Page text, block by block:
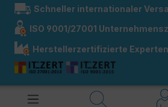
springen
Schneller internationaler
ISO 9001/27001
Herstellerzertifizierte